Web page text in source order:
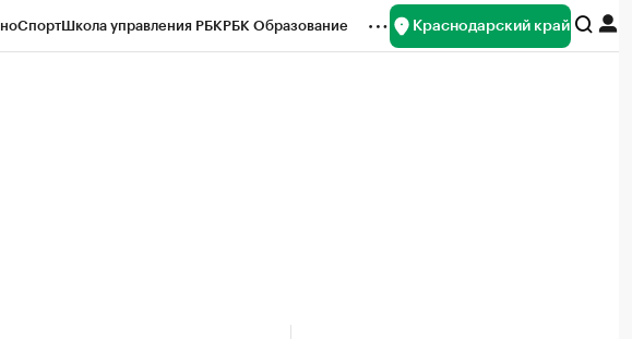
СпортШкола управления РБКРБК Образование Краснодарский край